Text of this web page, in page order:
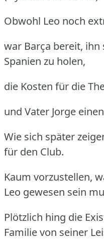
Obwohl Leo noch
war Barça bereit, ihn
Spanien zu holen,
die Kosten für die
und Vater Jorge
Wie sich später
für den Club.
Kaum vorzustellen,
Leo gewesen sein
Plötzlich hing die
Familie von seiner